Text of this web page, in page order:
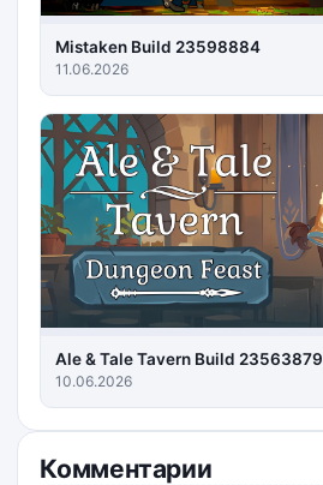
Mistaken Build 23598884
11.06.2026
Ale & Tale Tavern Build 23563879
10.06.2026
Комментарии